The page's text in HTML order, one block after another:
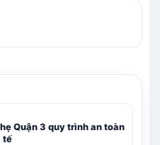
Quận 3 quy trình an toàn
tế